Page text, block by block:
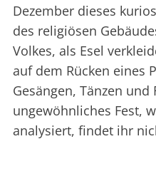
Dezember dieses
des religiösen
Volkes, als Esel
auf dem Rücken eines
Gesängen, Tänzen
ungewöhnliches Fest,
analysiert, findet ihr